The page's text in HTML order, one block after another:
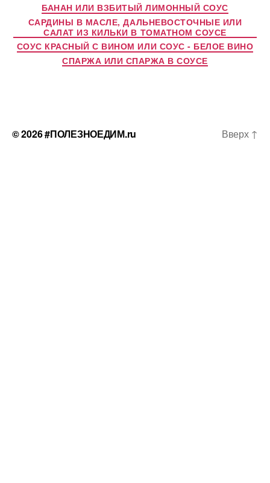
БАНАН ИЛИ ВЗБИТЫЙ ЛИМОННЫЙ СОУС
САРДИНЫ В МАСЛЕ, ДАЛЬНЕВОСТОЧНЫЕ ИЛИ
САЛАТ ИЗ КИЛЬКИ В ТОМАТНОМ СОУСЕ
СОУС КРАСНЫЙ С ВИНОМ ИЛИ СОУС - БЕЛОЕ ВИНО
СПАРЖА ИЛИ СПАРЖА В СОУСЕ
© 2026#ПОЛЕЗНОЕДИМ.ru Вверх ↑